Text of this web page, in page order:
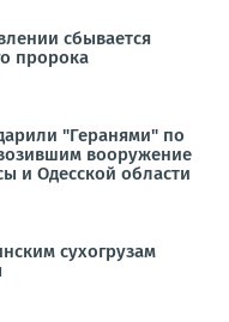
сбывается
пророка
"Геранями" по
вооружение
и Одесской области
сухогрузам